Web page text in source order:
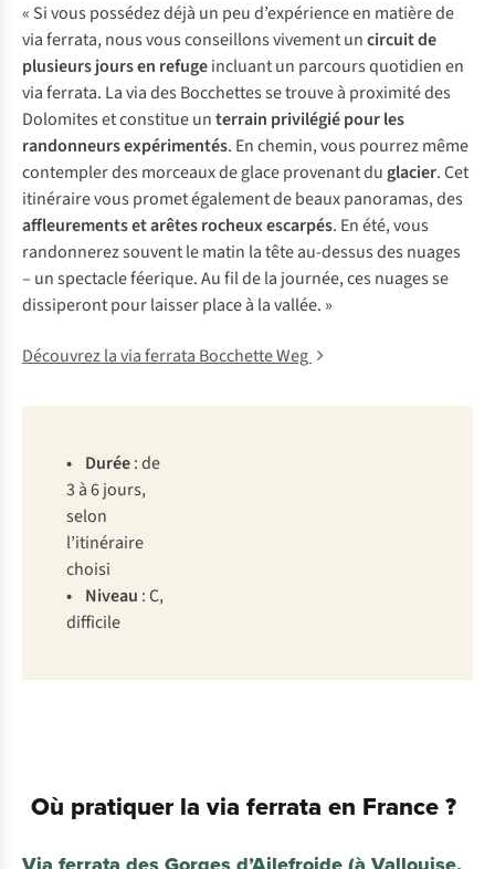
« Si vous possédez déjà un peu d’expérience en matière de
via ferrata, nous vous conseillons vivement uncircuit de
plusieurs joursen refugeincluant un parcours quotidien en
via ferrata. La via des Bocchettes se trouve à proximité des
Dolomites et constitue unterrain privilégié pour les
randonneurs expérimentés. En chemin, vous pourrez même
contempler des morceaux de glace provenant du glacier. Cet
itinéraire vous promet également de beaux panoramas, des
affleurements et arêtes rocheux escarpés. En été, vous
randonnerez souvent le matin la tête au-dessus des nuages
– un spectacle féerique. Au fil de la journée, ces nuages se
dissiperont pour laisser place à la vallée. »
Découvrez la via ferrata Bocchette Weg
• Durée: de
3 à 6 jours,
selon
l’itinéraire
choisi
• Niveau : C,
difficile
Où pratiquer la via ferrata en France ?